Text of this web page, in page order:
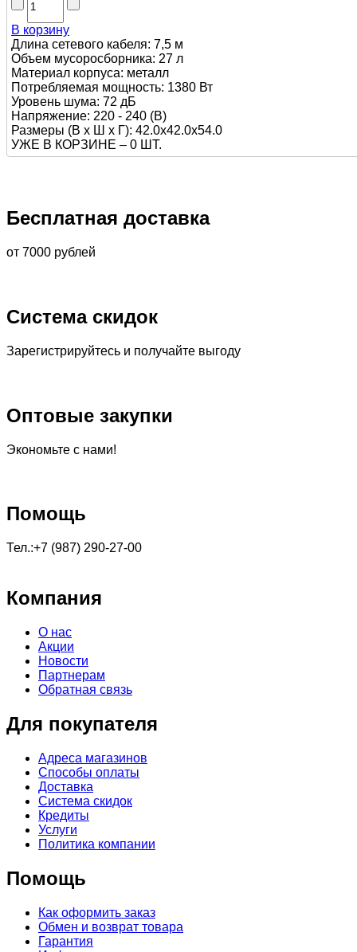
В корзину
Длина сетевого кабеля: 7,5 м
Объем мусоросборника: 27 л
Материал корпуса: металл
Потребляемая мощность: 1380 Вт
Уровень шума: 72 дБ
Напряжение: 220 - 240 (В)
Размеры (В х Ш х Г): 42.0x42.0x54.0
УЖЕ В КОРЗИНЕ – 0 ШТ.
Бесплатная доставка
от 7000 рублей
Система скидок
Зарегистрируйтесь и получайте выгоду
Оптовые закупки
Экономьте с нами!
Помощь
Тел.:+7 (987) 290-27-00
Компания
О нас
Акции
Новости
Партнерам
Обратная связь
Для покупателя
Адреса магазинов
Способы оплаты
Доставка
Система скидок
Кредиты
Услуги
Политика компании
Помощь
Как оформить заказ
Обмен и возврат товара
Гарантия